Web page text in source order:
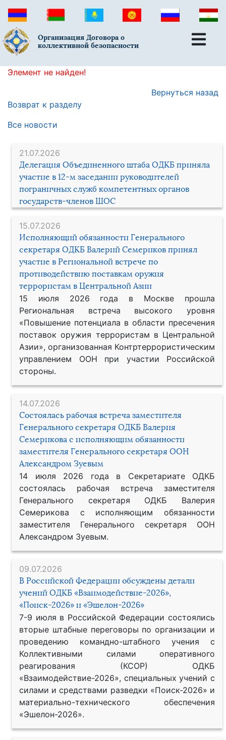
Организация Договора о
коллективной безопасности
21.07.2026
Делегация Объединенного штаба ОДКБ приняла
участие в 12-м заседании руководителей
пограничных служб компетентных органов
государств-членов ШОС
15.07.2026
Исполняющий обязанности Генерального
секретаря ОДКБ Валерий Семериков принял
участие в Региональной встрече по
противодействию поставкам оружия
террористам в Центральной Азии
15 июля 2026 года в Москве прошла
Региональная встреча высокого уровня
«Повышение потенциала в области пресечения
поставок оружия террористам в Центральной
Азии», организованная Контртеррористическим
управлением ООН при участии Российской
стороны.
14.07.2026
Состоялась рабочая встреча заместителя
Генерального секретаря ОДКБ Валерия
Семерикова с исполняющим обязанности
заместителя Генерального секретаря ООН
Александром Зуевым
14 июля 2026 года в Секретариате ОДКБ
состоялась рабочая встреча заместителя
Генерального секретаря ОДКБ Валерия
Семерикова с исполняющим обязанности
заместителя Генерального секретаря ООН
Александром Зуевым.
09.07.2026
В Российской Федерации обсуждены детали
учений ОДКБ «Взаимодействие-2026»,
«Поиск-2026» и «Эшелон-2026»
7-9 июля в Российской Федерации состоялись
вторые штабные переговоры по организации и
проведению командно-штабного учения с
Коллективными силами оперативного
реагирования (КСОР) ОДКБ
«Взаимодействие-2026», специальных учений с
силами и средствами разведки «Поиск-2026» и
материально-технического обеспечения
«Эшелон-2026».
Элемент не найден!
Вернуться назад
Возврат к разделу
Все новости